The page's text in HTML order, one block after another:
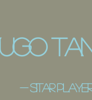
- ​sitar